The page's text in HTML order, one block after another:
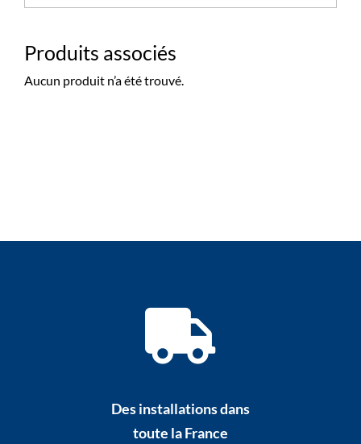
Produits associés
Aucun produit n’a été trouvé.
Des installations dans
toute la France